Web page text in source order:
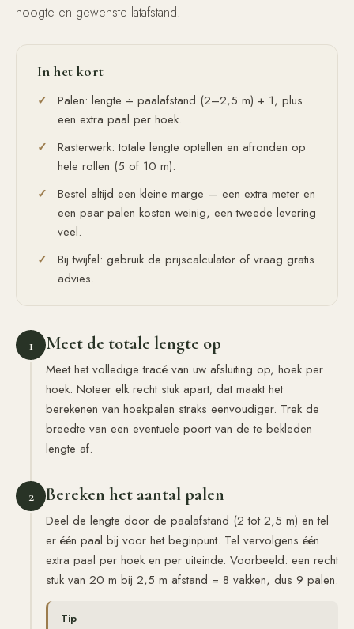
hoogte en gewenste latafstand.
In het kort
Palen: lengte ÷ paalafstand (2–2,5 m) + 1, plus
een extra paal per hoek.
Rasterwerk: totale lengte optellen en afronden op
hele rollen (5 of 10 m).
Bestel altijd een kleine marge — een extra meter en
een paar palen kosten weinig, een tweede levering
veel.
Bij twijfel: gebruik de prijscalculator of vraag gratis
advies.
1 Meet de totale lengte op
Meet het volledige tracé van uw afsluiting op, hoek per
hoek. Noteer elk recht stuk apart; dat maakt het
berekenen van hoekpalen straks eenvoudiger. Trek de
breedte van een eventuele poort van de te bekleden
lengte af.
2 Bereken het aantal palen
Deel de lengte door de paalafstand (2 tot 2,5 m) en tel
er één paal bij voor het beginpunt. Tel vervolgens één
extra paal per hoek en per uiteinde. Voorbeeld: een recht
stuk van 20 m bij 2,5 m afstand = 8 vakken, dus 9 palen.
Tip